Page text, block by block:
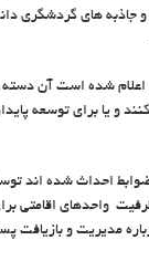
جاذبه های گردشگری
شده است آن دسته
و یا برای توسعه
احداث شده اند
واحدهای اقامتی
مدیریت و بازیافت